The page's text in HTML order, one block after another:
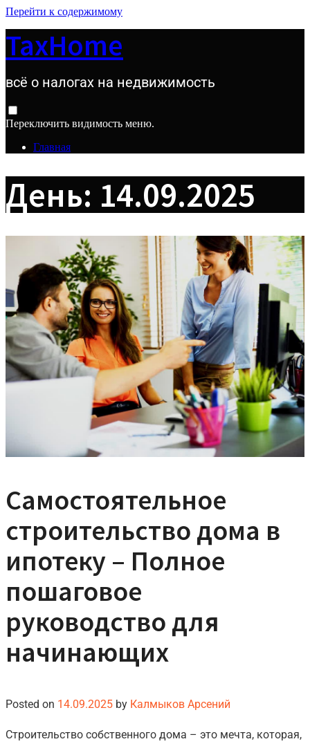
Перейти к содержимому
TaxHome
всё о налогах на недвижимость
Переключить видимость меню.
Главная
День: 14.09.2025
Самостоятельное
строительство дома в
ипотеку – Полное
пошаговое
руководство для
начинающих
Posted on 14.09.2025 by Калмыков Арсений
Строительство собственного дома – это мечта, которая,